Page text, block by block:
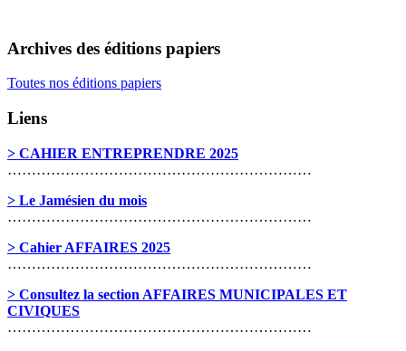
Archives des éditions papiers
Toutes nos éditions papiers
Liens
> CAHIER ENTREPRENDRE 2025
………………………………………………………
> Le Jamésien du mois
………………………………………………………
> Cahier AFFAIRES 2025
………………………………………………………
> Consultez la section AFFAIRES MUNICIPALES ET
CIVIQUES
………………………………………………………